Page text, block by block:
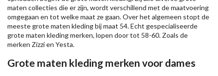
maten collecties die er zijn, wordt verschillend met de maatvoering
omgegaan en tot welke maat ze gaan. Over het algemeen stopt de
meeste grote maten kleding bij maat 54. Echt gespecialiseerde
grote maten kleding merken, lopen door tot 58-60. Zoals de
merken Zizzien Yesta.
Grote maten kleding merken voor dames